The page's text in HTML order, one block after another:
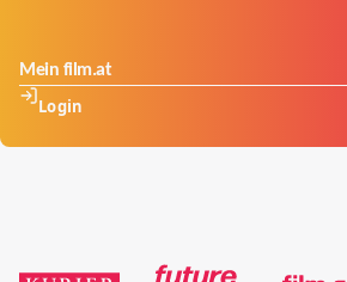
Mein film.at
Login